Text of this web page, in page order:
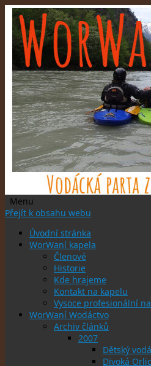
Menu
Přejít k obsahu webu
Úvodní stránka
WorWaní kapela
Členové
Historie
Kde hrajeme
Kontakt na kapelu
Vysoce profesionální
WorWaní Wodáctvo
Archiv článků
2007
Dětský
Divoká